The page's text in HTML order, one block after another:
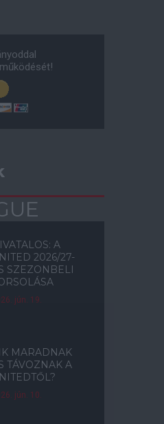
A
2026/27-
SZEZONBELI
jún. 19.
MARADNAK
TÁVOZNAK A
jún. 10.